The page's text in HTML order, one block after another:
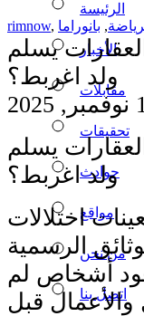
الرئيسة
الأخبار
مقابلات
تحقيقات
حوادث
مواقع
من نحن
اتصل بنا
rimnow, , بانوراما
يسلم
ولد اغربط؟
يسلم
ولد اغربط؟
اختلالات
الرسمية
أشخاص لم
قبل